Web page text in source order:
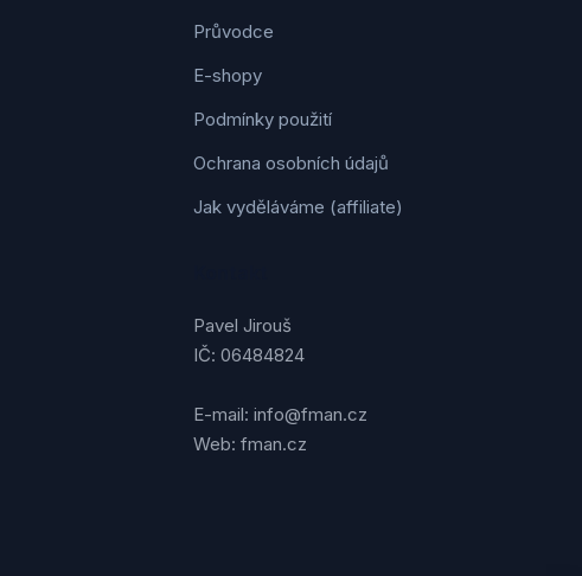
Průvodce
E-shopy
Podmínky použití
Ochrana osobních údajů
Jak vyděláváme (affiliate)
Pavel Jirouš
IČ: 06484824
E-mail: info@fman.cz
Web: fman.cz